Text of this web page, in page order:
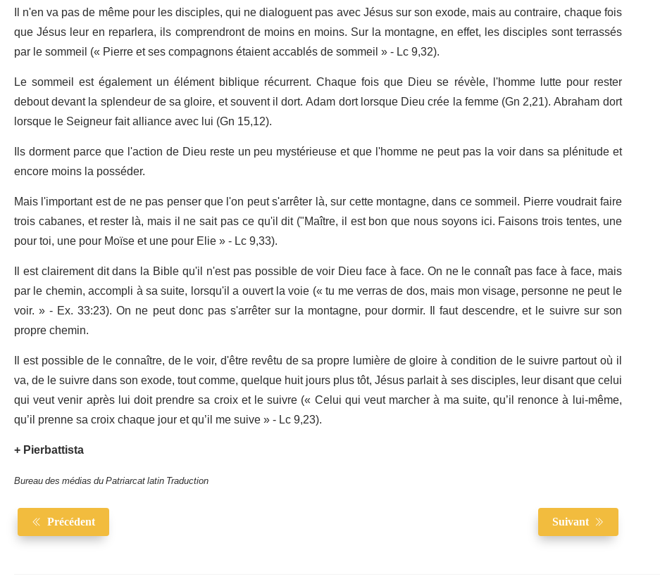
Il n'en va pas de même pour les disciples, qui ne dialoguent pas avec Jésus sur son exode, mais au contraire, chaque fois
que Jésus leur en reparlera, ils comprendront de moins en moins. Sur la montagne, en effet, les disciples sont terrassés
par le sommeil (« Pierre et ses compagnons étaient accablés de sommeil » - Lc 9,32).
Le sommeil est également un élément biblique récurrent. Chaque fois que Dieu se révèle, l'homme lutte pour rester
debout devant la splendeur de sa gloire, et souvent il dort. Adam dort lorsque Dieu crée la femme (Gn 2,21). Abraham dort
lorsque le Seigneur fait alliance avec lui (Gn 15,12).
Ils dorment parce que l'action de Dieu reste un peu mystérieuse et que l'homme ne peut pas la voir dans sa plénitude et
encore moins la posséder.
Mais l'important est de ne pas penser que l'on peut s'arrêter là, sur cette montagne, dans ce sommeil. Pierre voudrait faire
trois cabanes, et rester là, mais il ne sait pas ce qu'il dit ("Maître, il est bon que nous soyons ici. Faisons trois tentes, une
pour toi, une pour Moïse et une pour Elie » - Lc 9,33).
Il est clairement dit dans la Bible qu'il n'est pas possible de voir Dieu face à face. On ne le connaît pas face à face, mais
par le chemin, accompli à sa suite, lorsqu'il a ouvert la voie (« tu me verras de dos, mais mon visage, personne ne peut le
voir. » - Ex. 33:23). On ne peut donc pas s'arrêter sur la montagne, pour dormir. Il faut descendre, et le suivre sur son
propre chemin.
Il est possible de le connaître, de le voir, d'être revêtu de sa propre lumière de gloire à condition de le suivre partout où il
va, de le suivre dans son exode, tout comme, quelque huit jours plus tôt, Jésus parlait à ses disciples, leur disant que celui
qui veut venir après lui doit prendre sa croix et le suivre (« Celui qui veut marcher à ma suite, qu’il renonce à lui-même,
qu’il prenne sa croix chaque jour et qu’il me suive » - Lc 9,23).
+ Pierbattista
Bureau des médias du Patriarcat latin Traduction
Précédent Suivant